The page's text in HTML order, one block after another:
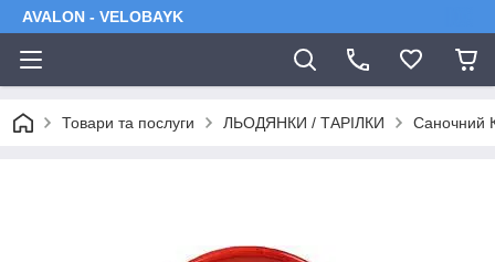
AVALON - VELOBAYK
Товари та послуги ЛЬОДЯНКИ / ТАРІЛКИ Саночний